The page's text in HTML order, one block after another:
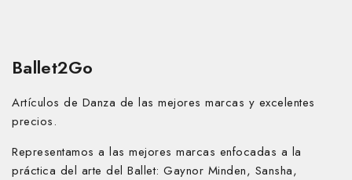
Ballet2Go
Artículos de Danza de las mejores marcas y excelentes
precios.
Representamos a las mejores marcas enfocadas a la
práctica del arte del Ballet: Gaynor Minden, Sansha,